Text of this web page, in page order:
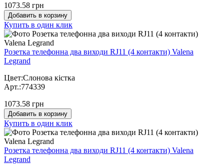
1073.58 грн
Добавить в корзину
Купить в один клик
Розетка телефонна два виходи RJ11 (4 контакти) Valena
Legrand
Цвет:Слонова кістка
Арт.:774339
1073.58 грн
Добавить в корзину
Купить в один клик
Розетка телефонна два виходи RJ11 (4 контакти) Valena
Legrand